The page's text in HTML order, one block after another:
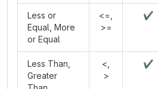
Less or
Equal, More
or Equal
<=,
>=
✔️
Less Than,
Greater
<,
>
✔️